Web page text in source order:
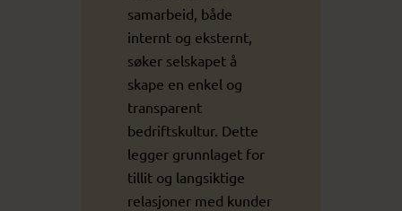
samarbeid, både
internt og eksternt,
søker selskapet å
skape en enkel og
transparent
bedriftskultur. Dette
legger grunnlaget for
tillit og langsiktige
relasjoner med kunder